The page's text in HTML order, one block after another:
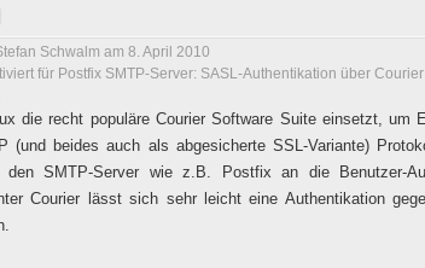
Schwalm am 8. April 2010
für Postfix SMTP-Server: SASL-Authentikation über
die recht populäre Courier Software Suite einsetzt, um
(und beides auch als abgesicherte SSL-Variante)
SMTP-Server wie z.B. Postfix an die Benutzer-
Courier lässt sich sehr leicht eine Authentikation